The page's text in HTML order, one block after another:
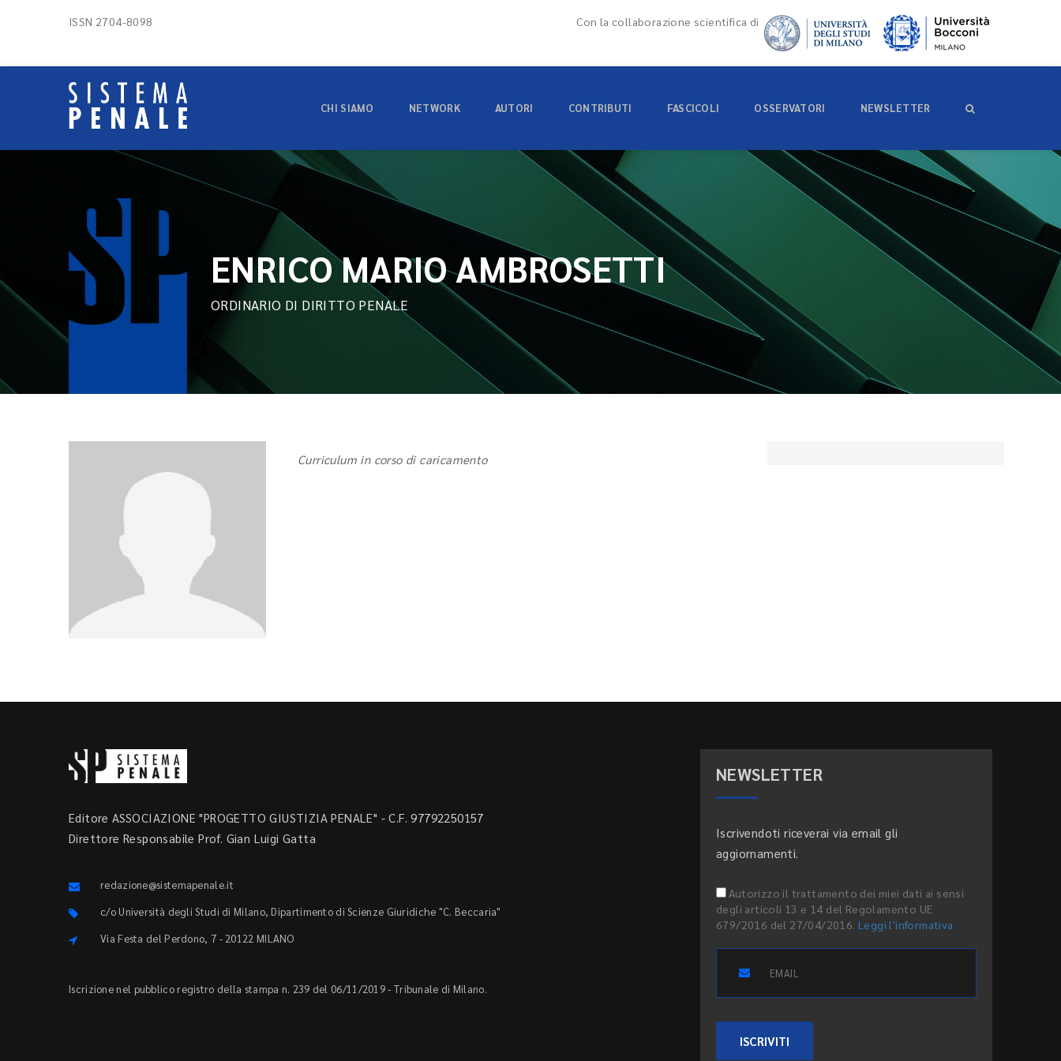
ISSN 2704-8098 Con la collaborazione scientifica di
CHI SIAMO NETWORK AUTORI CONTRIBUTI FASCICOLI OSSERVATORI NEWSLETTER
ENRICO MARIO AMBROSETTI
ORDINARIO DI DIRITTO PENALE
Curriculum in corso di caricamento
Editore ASSOCIAZIONE "PROGETTO GIUSTIZIA PENALE" - C.F. 97792250157
Direttore Responsabile Prof. Gian Luigi Gatta
redazione@sistemapenale.it
c/o Università degli Studi di Milano, Dipartimento di Scienze Giuridiche "C. Beccaria"
Via Festa del Perdono, 7 - 20122 MILANO
Iscrizione nel pubblico registro della stampa n. 239 del 06/11/2019 - Tribunale di Milano.
NEWSLETTER
Iscrivendoti riceverai via email gli
aggiornamenti.
Autorizzo il trattamento dei miei dati ai sensi
degli articoli 13 e 14 del Regolamento UE
679/2016 del 27/04/2016. Leggi l'informativa
ISCRIVITI